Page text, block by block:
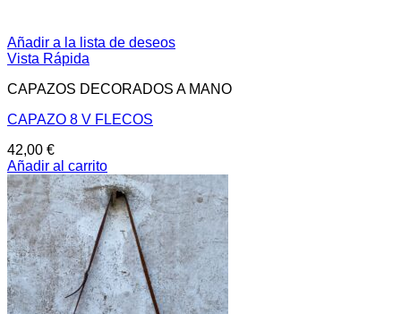
Añadir a la lista de deseos
Vista Rápida
CAPAZOS DECORADOS A MANO
CAPAZO 8 V FLECOS
42,00 €
Añadir al carrito